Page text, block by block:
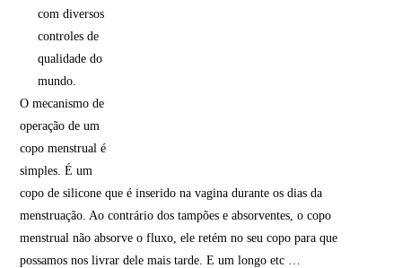
com diversos
controles de
qualidade do
mundo.
O mecanismo de
operação de um
copo menstrual é
simples. É um
copo de silicone que é inserido na vagina durante os dias da
menstruação. Ao contrário dos tampões e absorventes, o copo
menstrual não absorve o fluxo, ele retém no seu copo para que
possamos nos livrar dele mais tarde. E um longo etc …